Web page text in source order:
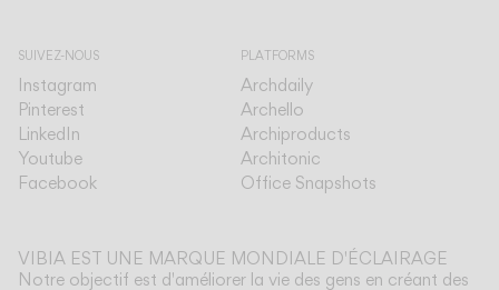
SUIVEZ-NOUS
Instagram
Pinterest
LinkedIn
Youtube
Facebook
PLATFORMS
Archdaily
Archello
Archiproducts
Architonic
Office Snapshots
VIBIA EST UNE MARQUE MONDIALE D'ÉCLAIRAGE
Notre objectif est d'améliorer la vie des gens en créant des